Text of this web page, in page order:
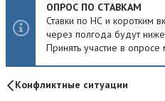
ОПРОС ПО СТАВКАМ
Ставки по НС и коротким
через полгода будут
Принять участие в
Конфликтные ситуации